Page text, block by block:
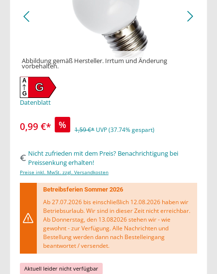
Abbildung gemäß Hersteller. Irrtum und Änderung
vorbehalten.
G
A
G
Datenblatt
0,99 €* % 1,59 €* UVP (37.74% gespart)
Nicht zufrieden mit dem Preis? Benachrichtigung bei
Preissenkung erhalten!
Preise inkl. MwSt. zzgl. Versandkosten
Betreibsferien Sommer 2026
Ab 27.07.2026 bis einschließlich 12.08.2026 haben wir
Betriebsurlaub. Wir sind in dieser Zeit nicht erreichbar.
Ab Donnerstag, den 13.082026 stehen wir - wie
gewohnt - zur Verfügung. Alle Nachrichten und
Bestellung werden dann nach Bestelleingang
beantwortet / versendet.
Aktuell leider nicht verfügbar